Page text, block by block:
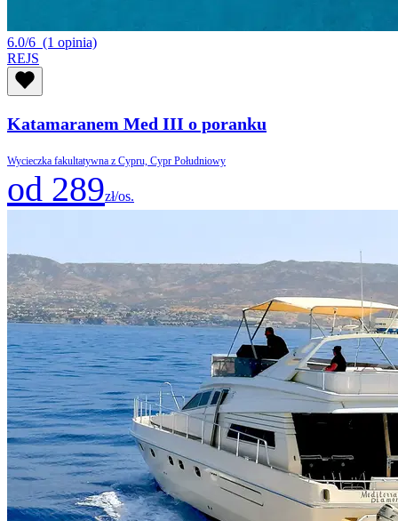
6.0/6 (1 opinia)
REJS
Katamaranem Med III o poranku
Wycieczka fakultatywna z Cypru, Cypr Południowy
od 289zł/os.